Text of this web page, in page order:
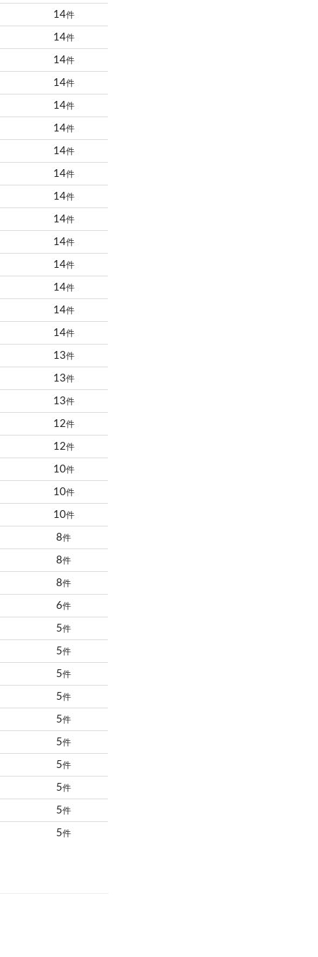
14件
14件
14件
14件
14件
14件
14件
14件
14件
14件
14件
14件
14件
14件
14件
13件
13件
13件
12件
12件
10件
10件
10件
8件
8件
8件
6件
5件
5件
5件
5件
5件
5件
5件
5件
5件
5件